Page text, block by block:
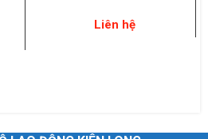
Liên hệ